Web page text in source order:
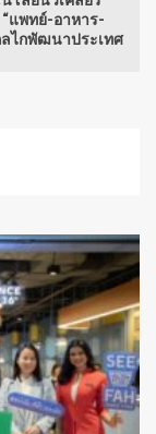
“แพทย์-อาหาร-
ลไกพัฒนาประเทศ